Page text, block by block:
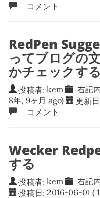
コメント
RedPen
ってブログの
かチェックする
投稿者: kem 右記
8年, 9ヶ月 ago)
更新
コメント
Wecker
する
投稿者: kem 右記
投稿日: 2016-06-01 (